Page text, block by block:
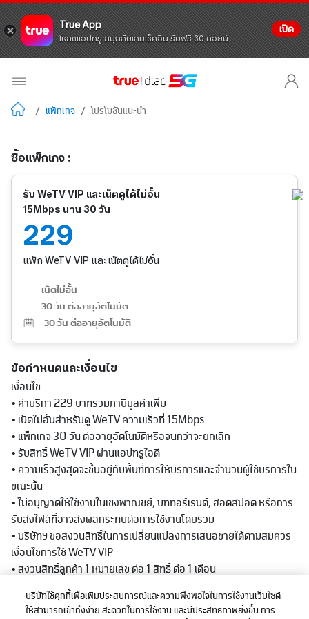
True App
โหลดแอปทรู สนุกกับเกมเช็คอิน รับฟรี 30 คอยน์
เปิด
/ แพ็กเกจ / โปรโมชันแนะนำ
ซื้อแพ็กเกจ :
รับ WeTV VIP และเน็ตดูได้ไม่อั้น
15Mbps นาน 30 วัน
229
แพ็ก WeTV VIP และเน็ตดูได้ไม่อั้น
เน็ตไม่อั้น
30 วัน ต่ออายุอัตโนมัติ
30 วัน ต่ออายุอัตโนมัติ
ข้อกำหนดและเงื่อนไข
เงื่อนไข
• ค่าบริกา 229 บาทรวมภาษีมูลค่าเพิ่ม
• เน็ตไม่อั้นสำหรับดู WeTV ความเร็วที่ 15Mbps
• แพ็กเกจ 30 วัน ต่ออายุอัตโนมัติหรือจนกว่าจะยกเลิก
• รับสิทธิ์ WeTV VIP ผ่านแอปทรูไอดี
• ความเร็วสูงสุดจะขึ้นอยู่กับพื้นที่การให้บริการและจำนวนผู้ใช้บริการใน
ขณะนั้น
• ไม่อนุญาตให้ใช้งานในเชิงพาณิชย์, บิททอร์เรนต์, ฮอตสปอต หรือการ
รับส่งไฟล์ที่อาจส่งผลกระทบต่อการใช้งานโดยรวม
• บริษัทฯ ขอสงวนสิทธิ์ในการเปลี่ยนแปลงการเสนอขายได้ตามสมควร
เงื่อนไขการใช้ WeTV VIP
• สงวนสิทธิ์ลูกค้า 1 หมายเลข ต่อ 1 สิทธิ์ ต่อ 1 เดือน
• กรณีมีแพ็กเกจ WeTv VIP ผ่าน True ID อยู่แล้วจะไม่สามารถใช้
บริการดังกล่าวซ้ำได้
บริษัทใช้คุกกี้เพื่อเพิ่มประสบการณ์และความพึงพอใจในการใช้งานเว็บไซต์
ให้สามารถเข้าถึงง่าย สะดวกในการใช้งาน และมีประสิทธิภาพยิ่งขึ้น การ